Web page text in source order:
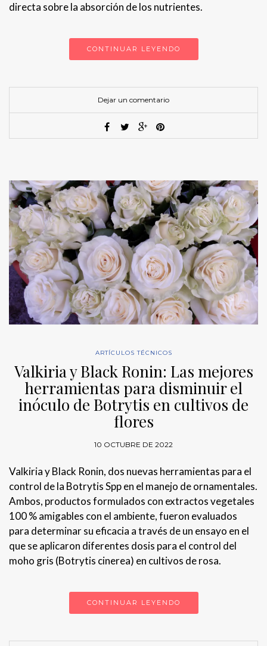
directa sobre la absorción de los nutrientes.
CONTINUAR LEYENDO
Dejar un comentario
ARTÍCULOS TÉCNICOS
Valkiria y Black Ronin: Las mejores
herramientas para disminuir el
inóculo de Botrytis en cultivos de
flores
10 OCTUBRE DE 2022
Valkiria y Black Ronin, dos nuevas herramientas para el
control de la Botrytis Spp en el manejo de ornamentales.
Ambos, productos formulados con extractos vegetales
100 % amigables con el ambiente, fueron evaluados
para determinar su eficacia a través de un ensayo en el
que se aplicaron diferentes dosis para el control del
moho gris (Botrytis cinerea) en cultivos de rosa.
CONTINUAR LEYENDO